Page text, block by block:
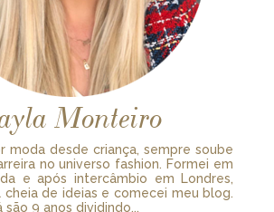
Monteiro
moda desde criança, sempre soube
no universo fashion. Formei em
e após intercâmbio em Londres,
cheia de ideias e comecei meu blog.
são 9 anos dividindo...